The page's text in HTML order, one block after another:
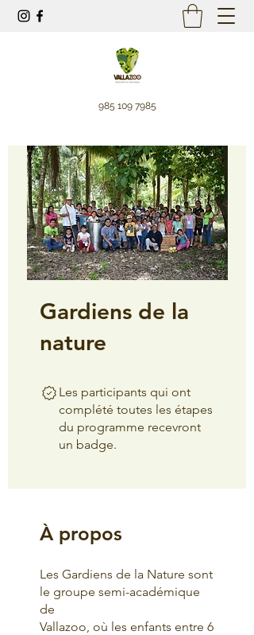
985 109 7985
Gardiens de la
nature
Les participants qui ont
complété toutes les étapes
du programme recevront
un badge.
À propos
Les Gardiens de la Nature sont
le groupe semi-académique
de
Vallazoo, où les enfants entre 6